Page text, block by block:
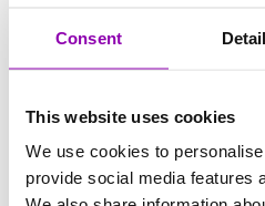
Consent
This website uses cookies
We use cookies to
provide social media features
An issue is considered
your work and cannot be
If you do not find an